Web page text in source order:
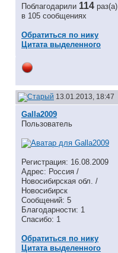
Поблагодарили 114 раз(а)
в 105 сообщениях
Обратиться по нику
Цитата выделенного
13.01.2013, 18:47
Galla2009
Пользователь
Регистрация: 16.08.2009
Адрес: Россия /
Новосибирская обл. /
Новосибирск
Сообщений: 5
Благодарности: 1
Спасибо: 1
Обратиться по нику
Цитата выделенного